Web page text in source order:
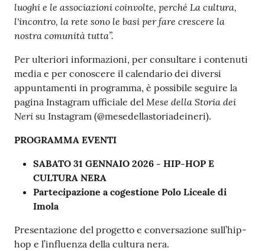
luoghi e le associazioni coinvolte, perché La cultura,
l'incontro, la rete sono le basi per fare crescere la
nostra comunità tutta”.
Per ulteriori informazioni, per consultare i contenuti
media e per conoscere il calendario dei diversi
appuntamenti in programma, è possibile seguire la
pagina Instagram ufficiale del Mese della Storia dei
Neri su Instagram (@mesedellastoriadeineri).
PROGRAMMA EVENTI
SABATO 31 GENNAIO 2026 - HIP-HOP E
CULTURA NERA
Partecipazione a cogestione Polo Liceale di
Imola
Presentazione del progetto e conversazione sull’hip-
hop e l’influenza della cultura nera.